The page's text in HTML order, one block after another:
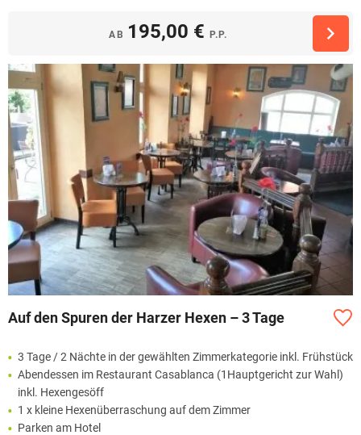
AB 195,00 € P.P.
Auf den Spuren der Harzer Hexen – 3 Tage
3 Tage / 2 Nächte in der gewählten Zimmerkategorie inkl. Frühstück
Abendessen im Restaurant Casablanca (1Hauptgericht zur Wahl)
inkl. Hexengesöff
1 x kleine Hexenüberraschung auf dem Zimmer
Parken am Hotel